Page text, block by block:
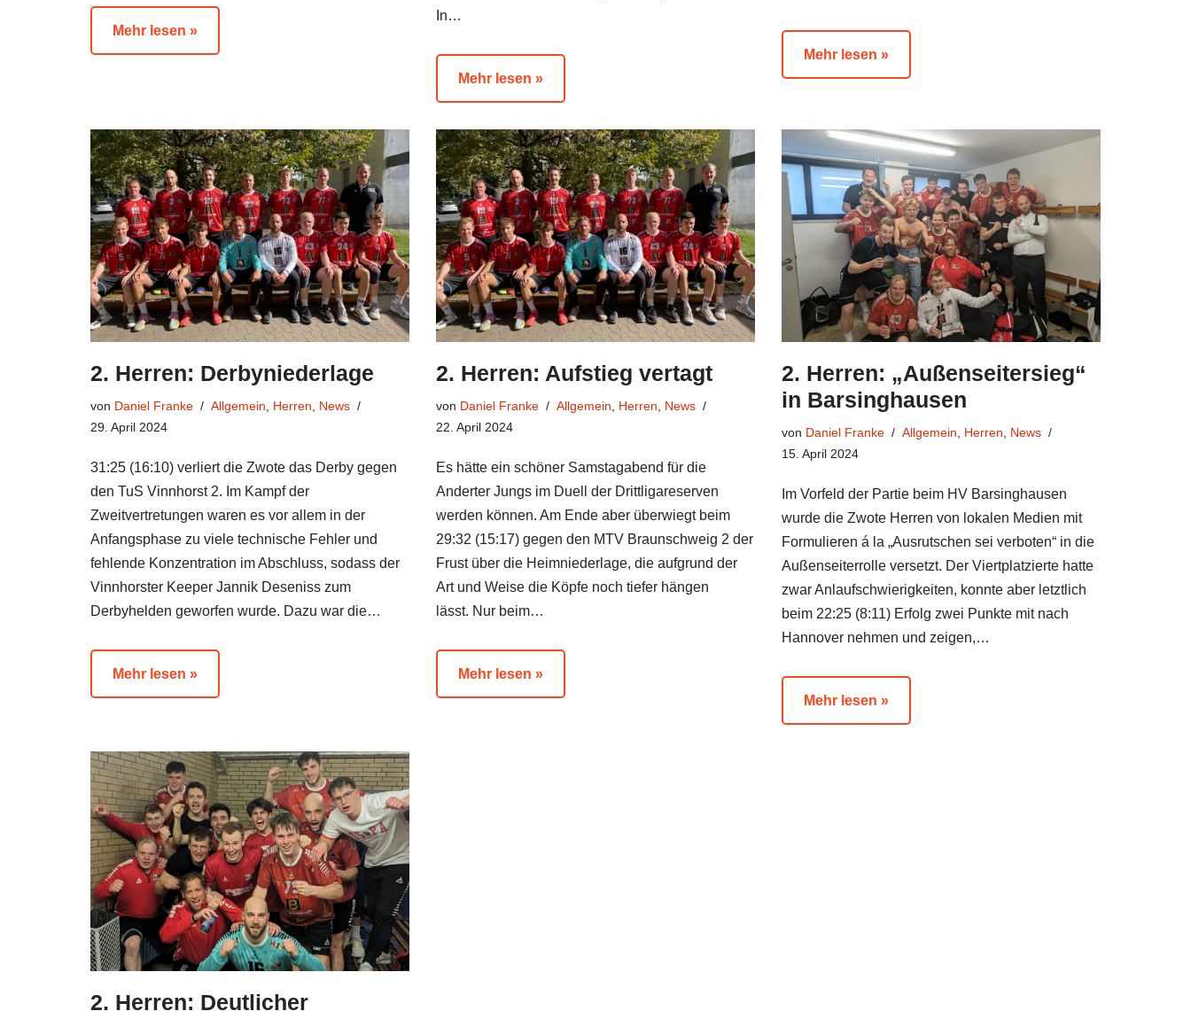
Mehr lesen »
In…
Mehr lesen »
Mehr lesen »
2. Herren: Derbyniederlage
von Daniel Franke Allgemein Herren
News
29. April 2024
31:25 (16:10) verliert die Zwote das Derby gegen
den TuS Vinnhorst 2. Im Kampf der
Zweitvertretungen waren es vor allem in der
Anfangsphase zu viele technische Fehler und
fehlende Konzentration im Abschluss, sodass der
Vinnhorster Keeper Jannik Deseniss zum
Derbyhelden geworfen wurde. Dazu war die…
Mehr lesen »
2. Herren: Aufstieg vertagt
von Daniel Franke Allgemein Herren
News
22. April 2024
Es hätte ein schöner Samstagabend für die
Anderter Jungs im Duell der Drittligareserven
werden können. Am Ende aber überwiegt beim
29:32 (15:17) gegen den MTV Braunschweig 2 der
Frust über die Heimniederlage, die aufgrund der
Art und Weise die Köpfe noch tiefer hängen
lässt. Nur beim…
Mehr lesen »
2. Herren: „Außenseitersieg“
in Barsinghausen
von Daniel Franke Allgemein Herren
News
15. April 2024
Im Vorfeld der Partie beim HV Barsinghausen
wurde die Zwote Herren von lokalen Medien mit
Formulieren á la „Ausrutschen sei verboten“ in die
Außenseiterrolle versetzt. Der Viertplatzierte hatte
zwar Anlaufschwierigkeiten, konnte aber letztlich
beim 22:25 (8:11) Erfolg zwei Punkte mit nach
Hannover nehmen und zeigen,…
Mehr lesen »
2. Herren: Deutlicher